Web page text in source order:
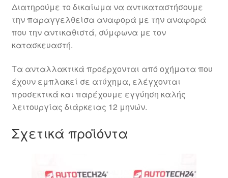
Διατηρούμε το δικαίωμα να αντικαταστήσουμε
την παραγγελθείσα αναφορά με την αναφορά
που την αντικαθιστά, σύμφωνα με τον
κατασκευαστή.
Τα ανταλλακτικά προέρχονται από οχήματα που
έχουν εμπλακεί σε ατύχημα, ελέγχονται
προσεκτικά και παρέχουμε εγγύηση καλής
λειτουργίας διάρκειας 12 μηνών.
Σχετικά προϊόντα